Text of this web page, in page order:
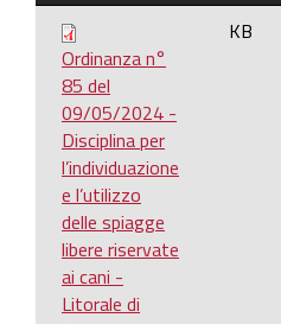
Ordinanza n°
85 del
09/05/2024 -
Disciplina per
l’individuazione
e l’utilizzo
delle spiagge
libere riservate
ai cani -
Litorale di
KB